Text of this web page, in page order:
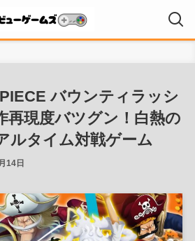
PIECE バウンティラッシ
再現度バツグン！白熱の
ルタイム対戦ゲーム
14日